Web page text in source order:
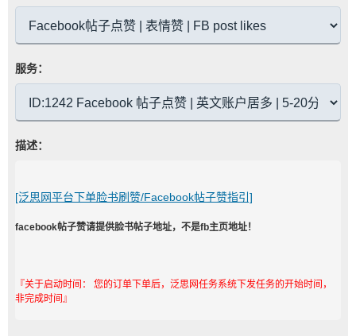
服务：
描述：
[泛思网平台下单脸书刷赞/Facebook帖子赞指引]
facebook帖子赞请提供脸书帖子地址，不是fb主页地址！
『关于启动时间： 您的订单下单后，泛思网任务系统下发任务的开始时间，
非完成时间』